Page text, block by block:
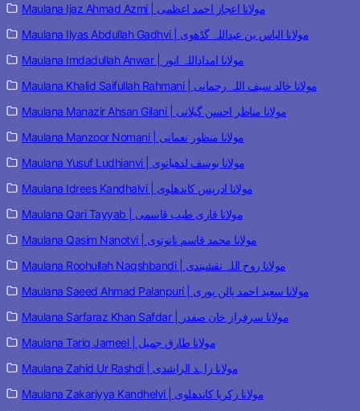
Maulana Ijaz Ahmad Azmi | مولانا اعجاز احمد اعظمی
Maulana Ilyas Abdullah Gadhvi | مولانا الیاس بن عبداللہ گڈھوی
Maulana Imdadullah Anwar | مولانا امداداللہ انور
Maulana Khalid Saifullah Rahmani | مولانا خالد سیف اللہ رحمانی
Maulana Manazir Ahsan Gilani | مولانا مناظر احسن گیلانی
Maulana Manzoor Nomani | مولانا منظور نعمانی
Maulana Yusuf Ludhianvi | مولانا یوسف لدھیانوی
Maulana Idrees Kandhalvi | مولانا ادریس کاندھلوی
Maulana Qari Tayyab | مولانا قاری طیب قاسمی
Maulana Qasim Nanotvi | مولانا محمد قاسم نانوتوی
Maulana Roohullah Naqshbandi | مولانا روح اللہ نقشبندی
Maulana Saeed Ahmad Palanpuri | مولانا سعید احمد پالن پوری
Maulana Sarfaraz Khan Safdar | مولانا سرفراز خان صفدر
Maulana Tariq Jameel | مولانا طارق جمیل
Maulana Zahid Ur Rashdi | مولانا زاہد الراشدی
Maulana Zakariyya Kandhelvi | مولانا زکریا کاندھلوی